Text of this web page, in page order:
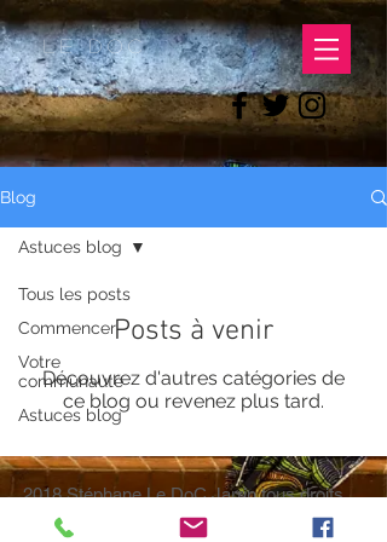
LE DOC
Blog
Tous les posts
Commencer
Votre
communauté
Astuces blog
Astuces blog
Posts à venir
Découvrez d'autres catégories de
ce blog ou revenez plus tard.
2018 Stéphane Le DoC Jarrin tous droits
réservés.